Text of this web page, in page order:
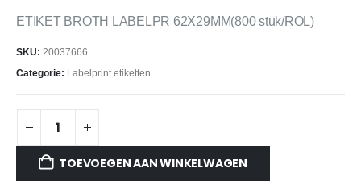
ETIKET BROTH LABELPR 62X29MM(800 stuk/ROL)
SKU: 20037666
Categorie: Labelprint etiketten
TOEVOEGEN AAN WINKELWAGEN